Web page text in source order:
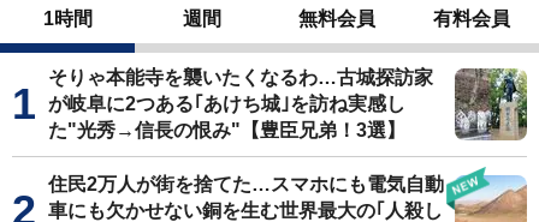
1時間 週間 無料会員 有料会員
そりゃ本能寺を襲いたくなるわ…古城探訪家
が岐阜に2つある｢あけち城｣を訪ね実感し
た"光秀→信長の恨み"【豊臣兄弟！3選】
住民2万人が街を捨てた…スマホにも電気自動
車にも欠かせない銅を生む世界最大の｢人殺し